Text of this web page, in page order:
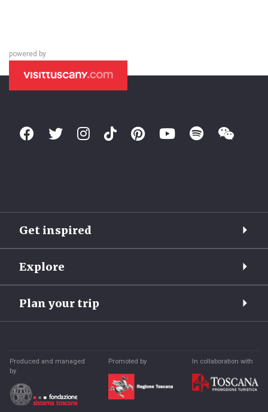
powered by
Get inspired
Explore
Plan your trip
Produced and managed
by
Promoted by In collaboration with